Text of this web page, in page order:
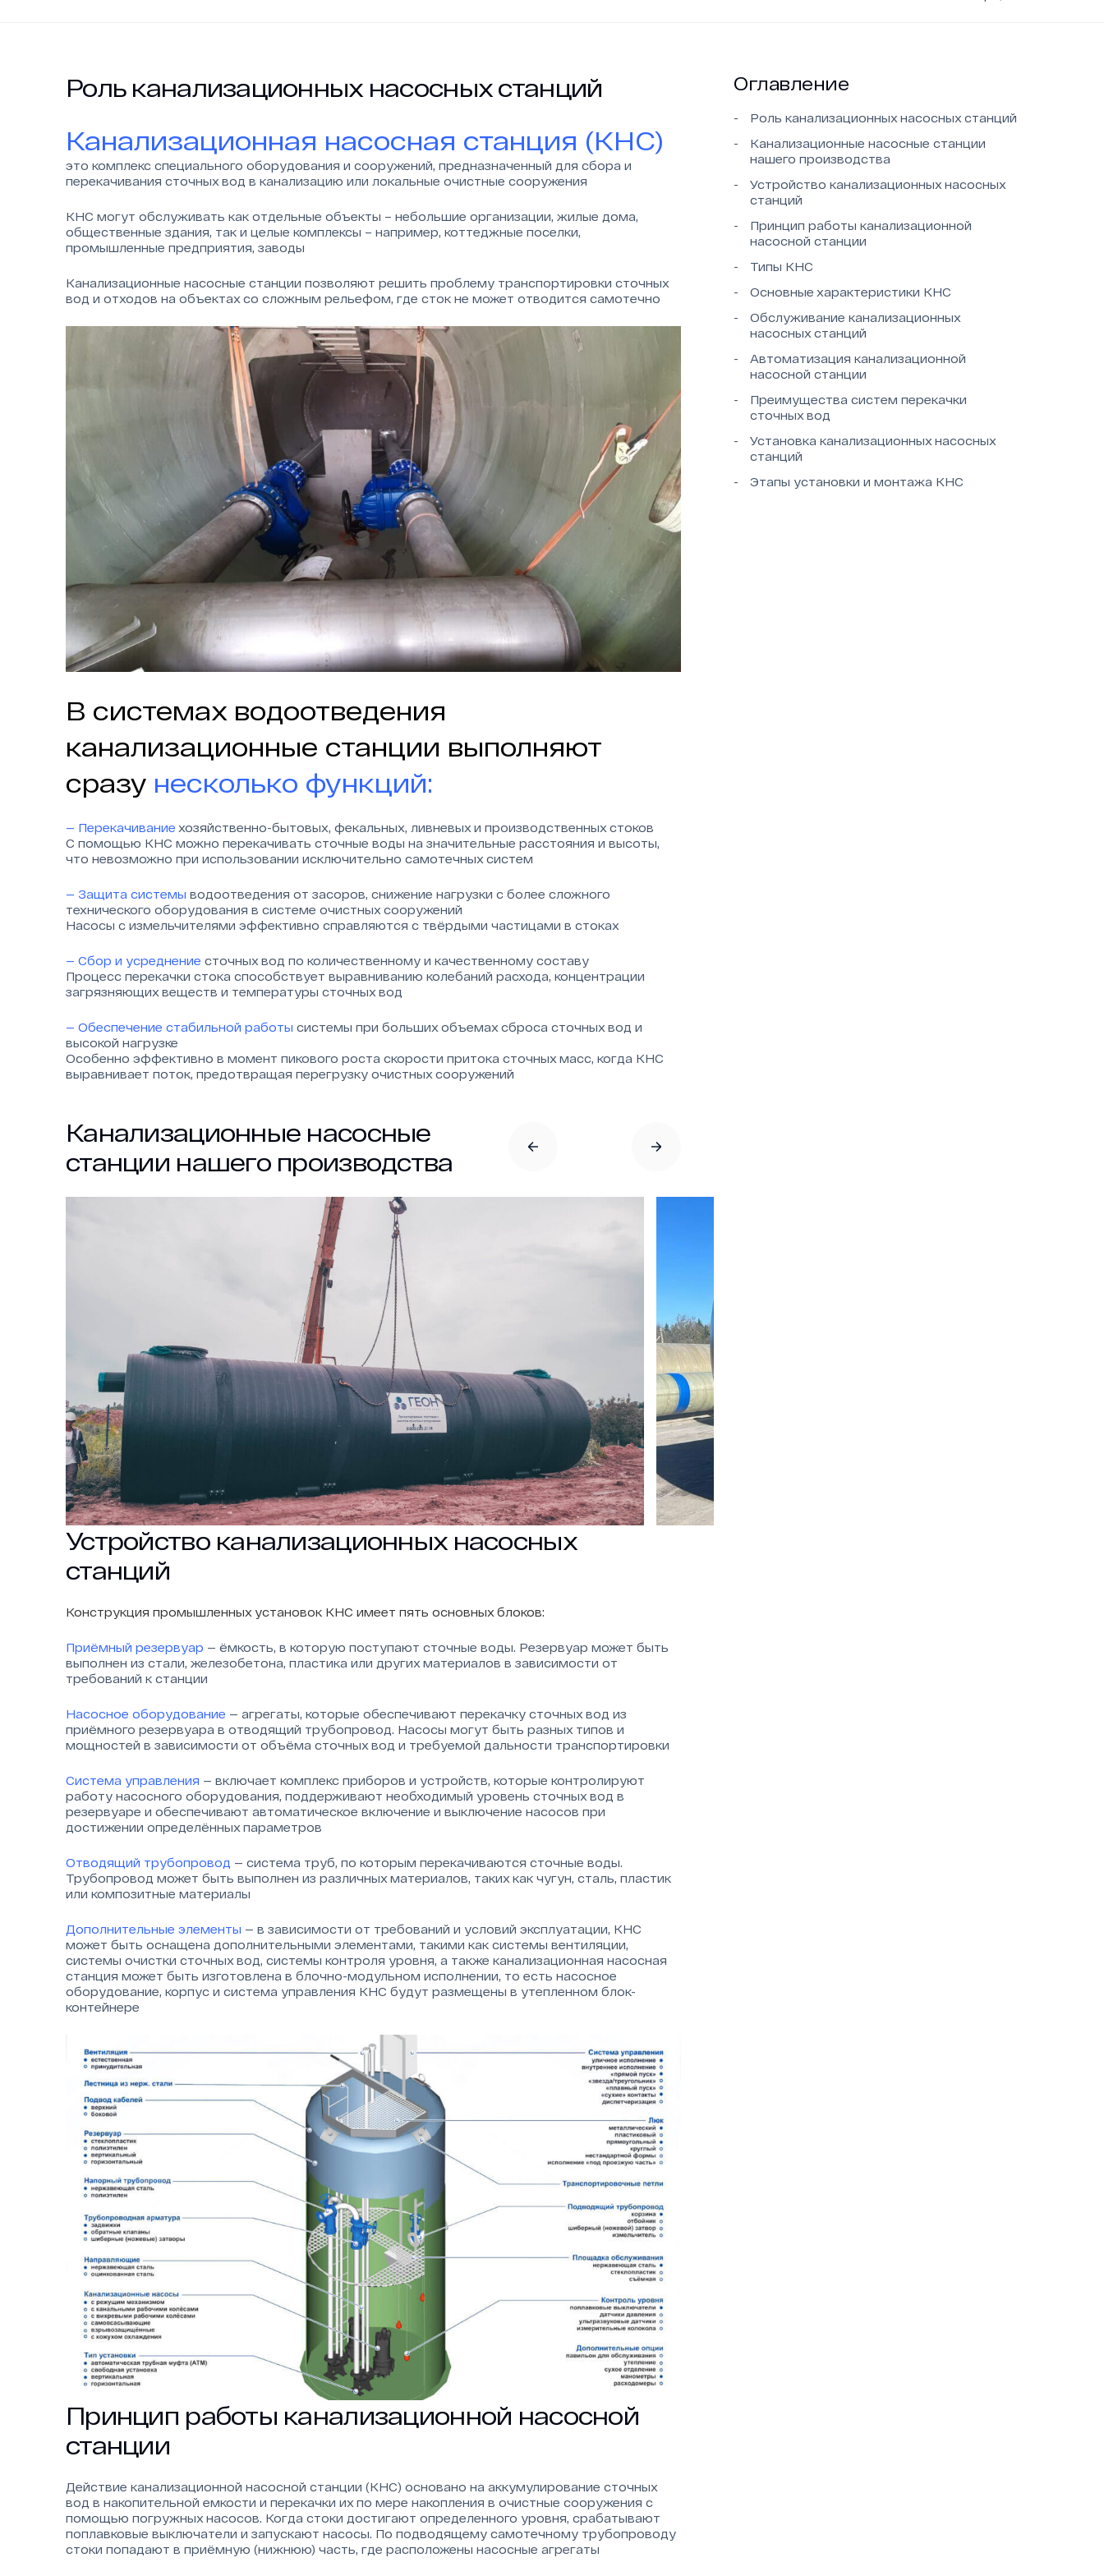
Контакты
Оглавление
Роль канализационных насосных станций
Канализационные насосные станции
нашего производства
Устройство канализационных насосных
станций
Принцип работы канализационной
насосной станции
Типы КНС
Основные характеристики КНС
Обслуживание канализационных
насосных станций
Автоматизация канализационной
насосной станции
Преимущества систем перекачки
сточных вод
Установка канализационных насосных
станций
Этапы установки и монтажа КНС
Роль канализационных насосных станций
Канализационная насосная станция (КНС)
это комплекс специального оборудования и сооружений, предназначенный для сбора и
перекачивания сточных вод в канализацию или локальные очистные сооружения
КНС могут обслуживать как отдельные объекты – небольшие организации, жилые дома,
общественные здания, так и целые комплексы – например, коттеджные поселки,
промышленные предприятия, заводы
Канализационные насосные станции позволяют решить проблему транспортировки сточных
вод и отходов на объектах со сложным рельефом, где сток не может отводится самотечно
В системах водоотведения
канализационные станции выполняют
сразу несколько функций:
— Перекачивание хозяйственно-бытовых, фекальных, ливневых и производственных стоков
С помощью КНС можно перекачивать сточные воды на значительные расстояния и высоты,
что невозможно при использовании исключительно самотечных систем
— Защита системы водоотведения от засоров, снижение нагрузки с более сложного
технического оборудования в системе очистных сооружений
Насосы с измельчителями эффективно справляются с твёрдыми частицами в стоках
— Сбор и усреднение сточных вод по количественному и качественному составу
Процесс перекачки стока способствует выравниванию колебаний расхода, концентрации
загрязняющих веществ и температуры сточных вод
— Обеспечение стабильной работы системы при больших объемах сброса сточных вод и
высокой нагрузке
Особенно эффективно в момент пикового роста скорости притока сточных масс, когда КНС
выравнивает поток, предотвращая перегрузку очистных сооружений
Канализационные насосные
станции нашего производства
Устройство канализационных насосных
станций
Конструкция промышленных установок КНС имеет пять основных блоков:
Приёмный резервуар — ёмкость, в которую поступают сточные воды. Резервуар может быть
выполнен из стали, железобетона, пластика или других материалов в зависимости от
требований к станции
Насосное оборудование — агрегаты, которые обеспечивают перекачку сточных вод из
приёмного резервуара в отводящий трубопровод. Насосы могут быть разных типов и
мощностей в зависимости от объёма сточных вод и требуемой дальности транспортировки
Система управления — включает комплекс приборов и устройств, которые контролируют
работу насосного оборудования, поддерживают необходимый уровень сточных вод в
резервуаре и обеспечивают автоматическое включение и выключение насосов при
достижении определённых параметров
Отводящий трубопровод — система труб, по которым перекачиваются сточные воды.
Трубопровод может быть выполнен из различных материалов, таких как чугун, сталь, пластик
или композитные материалы
Дополнительные элементы — в зависимости от требований и условий эксплуатации, КНС
может быть оснащена дополнительными элементами, такими как системы вентиляции,
системы очистки сточных вод, системы контроля уровня, а также канализационная насосная
станция может быть изготовлена в блочно-модульном исполнении, то есть насосное
оборудование, корпус и система управления КНС будут размещены в утепленном блок-
контейнере
Принцип работы канализационной насосной
станции
Действие канализационной насосной станции (КНС) основано на аккумулирование сточных
вод в накопительной емкости и перекачки их по мере накопления в очистные сооружения с
помощью погружных насосов. Когда стоки достигают определенного уровня, срабатывают
поплавковые выключатели и запускают насосы. По подводящему самотечному трубопроводу
стоки попадают в приёмную (нижнюю) часть, где расположены насосные агрегаты